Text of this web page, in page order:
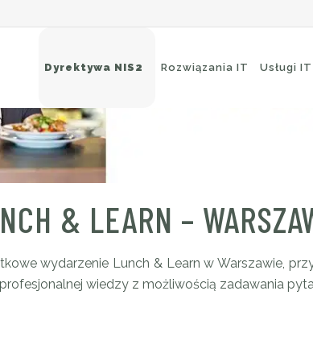
Dyrektywa NIS2 Rozwiązania IT
Sieci Wi-Fi
Switching
Routing
Backup i archiwizacja
Usługi IT
& LEARN –
wydarzenie Lunch & Learn w Warszawie,
wiedzy z możliwością zadawania